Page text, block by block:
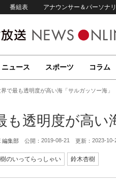
番組表 アナウンサー＆パーソナ
ニュース スポーツ コラム
界で最も透明度が高い海「サルガッソー海」
も透明度が高い
編集部 公開： 2019-08-21 更新： 2023-10-
のいってらっしゃい 鈴木杏樹